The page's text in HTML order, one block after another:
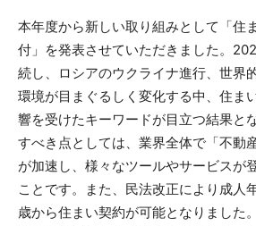
本年度から新しい取り組みとして「住
付」を発表させていただきました。
続し、ロシアのウクライナ進行、世界
環境が目まぐるしく変化する中、住ま
響を受けたキーワードが目立つ結果と
すべき点としては、業界全体で「不動
が加速し、様々なツールやサービスが
ことです。また、民法改正により成人
歳から住まい契約が可能となりました